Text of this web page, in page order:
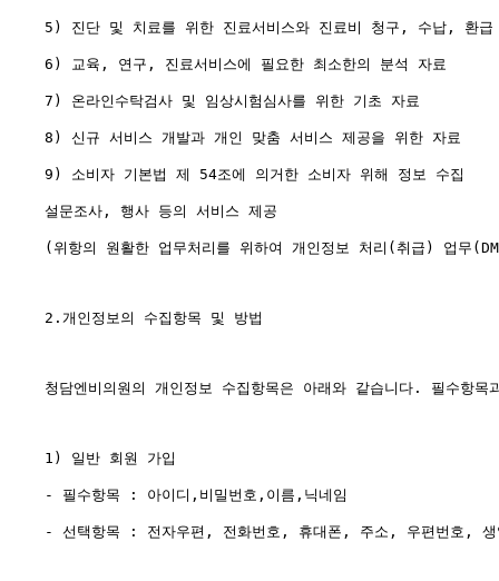
5) 진단 및 치료를 위한 진료서비스와 진료비 청구, 수납, 환급
6) 교육, 연구, 진료서비스에 필요한 최소한의 분석 자료
7) 온라인수탁검사 및 임상시험심사를 위한 기초 자료
8) 신규 서비스 개발과 개인 맞춤 서비스 제공을 위한 자료
9) 소비자 기본법 제 54조에 의거한 소비자 위해 정보 수집
설문조사, 행사 등의 서비스 제공
(위항의 원활한 업무처리를 위하여 개인정보 처리(취급) 업무
2.개인정보의 수집항목 및 방법
청담엔비의원의 개인정보 수집항목은 아래와 같습니다. 필수항
1) 일반 회원 가입
- 필수항목 : 아이디,비밀번호,이름,닉네임
- 선택항목 : 전자우편, 전화번호, 휴대폰, 주소, 우편번호,